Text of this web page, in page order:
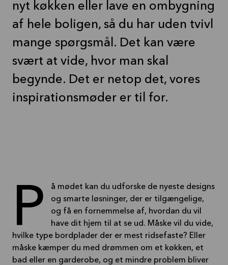
nyt køkken eller lave en ombygning
af hele boligen, så du har uden tvivl
mange spørgsmål. Det kan være
svært at vide, hvor man skal
begynde. Det er netop det, vores
inspirationsmøder er til for.
På mødet kan du udforske de nyeste designs
og smarte løsninger, der er tilgængelige,
og få en fornemmelse af, hvordan du vil
have dit hjem til at se ud. Måske vil du vide,
hvilke type bordplader der er mest ridsefaste? Eller
måske kæmper du med drømmen om et køkken, et
bad eller en garderobe, og et mindre problem bliver